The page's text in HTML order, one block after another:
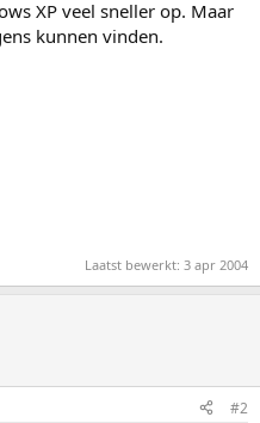
XP veel sneller op. Maar
kunnen vinden.
Laatst bewerkt: 3 apr 2004
#2